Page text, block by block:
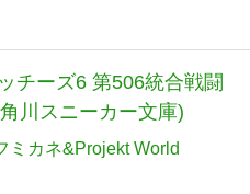
チーズ6 第506統合戦闘
川スニーカー文庫)
ミカネ&Projekt World